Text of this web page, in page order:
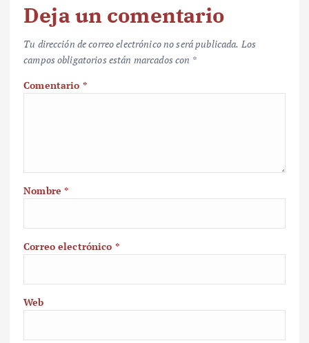
Deja un comentario
Tu dirección de correo electrónico no será publicada. Los
campos obligatorios están marcados con *
Comentario *
Nombre*
Correo electrónico *
Web